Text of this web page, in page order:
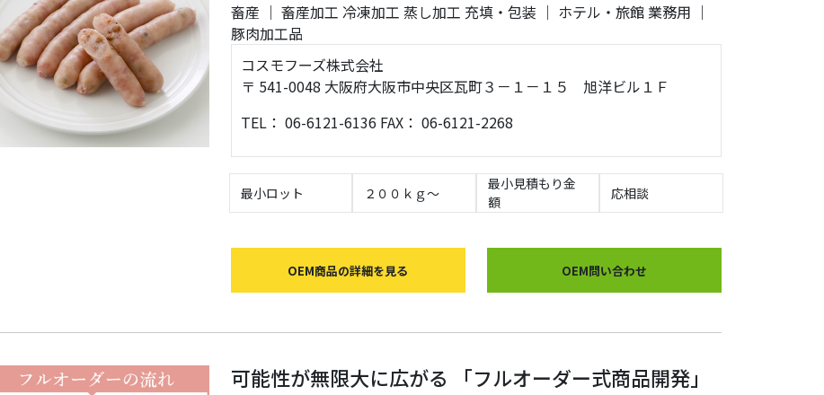
畜産 ｜ 畜産加工 冷凍加工 蒸し加工 充填・包装 ｜ ホテル・旅館業務用 ｜
豚肉加工品
コスモフーズ株式会社
〒 541-0048 大阪府大阪市中央区瓦町３－１－１５ 旭洋ビル１Ｆ
TEL： 06-6121-6136 FAX： 06-6121-2268
最小ロット ２００ｋｇ～
最小見積もり金
額
応相談
OEM商品の詳細を見る OEM問い合わせ
可能性が無限大に広がる 「フルオーダー式商品開発」